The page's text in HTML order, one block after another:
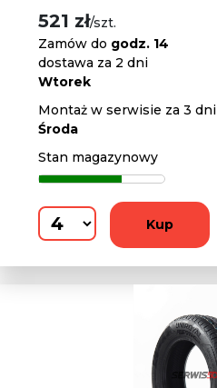
521 zł/szt.
Zamów do godz. 14
dostawa za 2 dni
Wtorek
Montaż w serwisie za 3 dni
Środa
Stan magazynowy
Kup